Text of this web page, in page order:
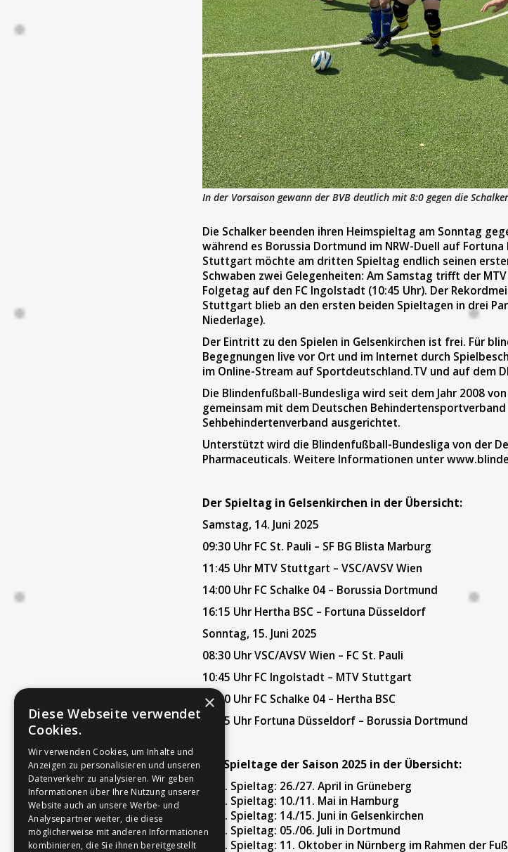
In der Vorsaison gewann der BVB deutlich mit 8:0 gegen die
Die Schalker beenden ihren Heimspieltag am Sonntag
während es Borussia Dortmund im NRW-Duell auf
Stuttgart möchte am dritten Spieltag endlich seinen
Schwaben zwei Gelegenheiten: Am Samstag trifft der
Folgetag auf den FC Ingolstadt (10:45 Uhr). Der
Stuttgart blieb an den ersten beiden Spieltagen in drei
Niederlage).
Der Eintritt zu den Spielen in Gelsenkirchen ist frei. Für
Begegnungen live vor Ort und im Internet durch
im Online-Stream auf Sportdeutschland.TV und auf dem
Die Blindenfußball-Bundesliga wird seit dem Jahr 2008
gemeinsam mit dem Deutschen
Sehbehindertenverband ausgerichtet.
Unterstützt wird die Blindenfußball-Bundesliga von der
Pharmaceuticals. Weitere Informationen unter
Der Spieltag in Gelsenkirchen in der Übersicht:
Samstag, 14. Juni 2025
09:30 Uhr FC St. Pauli – SF BG Blista Marburg
11:45 Uhr MTV Stuttgart – VSC/AVSV Wien
14:00 Uhr FC Schalke 04 – Borussia Dortmund
16:15 Uhr Hertha BSC – Fortuna Düsseldorf
Sonntag, 15. Juni 2025
08:30 Uhr VSC/AVSV Wien – FC St. Pauli
10:45 Uhr FC Ingolstadt – MTV Stuttgart
13:00 Uhr FC Schalke 04 – Hertha BSC
15:15 Uhr Fortuna Düsseldorf – Borussia Dortmund
Die Spieltage der Saison 2025 in der Übersicht:
Spieltag: 26./27. April in Grüneberg
Spieltag: 10./11. Mai in Hamburg
Spieltag: 14./15. Juni in Gelsenkirchen
Spieltag: 05./06. Juli in Dortmund
Spieltag: 11. Oktober in Nürnberg im Rahmen der
×
Diese Webseite verwendet
Cookies.
Wir verwenden Cookies, um Inhalte und
Anzeigen zu personalisieren und unseren
Datenverkehr zu analysieren. Wir geben
Informationen über Ihre Nutzung unserer
Website auch an unsere Werbe- und
Analysepartner weiter, die diese
möglicherweise mit anderen Informationen
kombinieren, die Sie ihnen bereitgestellt